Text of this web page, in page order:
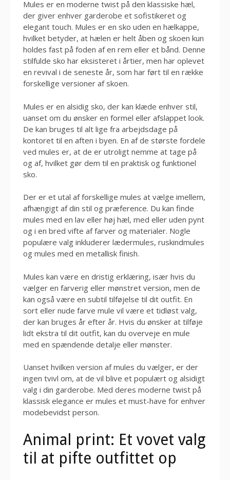
Mules er en moderne twist på den klassiske hæl,
der giver enhver garderobe et sofistikeret og
elegant touch. Mules er en sko uden en hælkappe,
hvilket betyder, at hælen er helt åben og skoen kun
holdes fast på foden af en rem eller et bånd. Denne
stilfulde sko har eksisteret i årtier, men har oplevet
en revival i de seneste år, som har ført til en række
forskellige versioner af skoen.
Mules er en alsidig sko, der kan klæde enhver stil,
uanset om du ønsker en formel eller afslappet look.
De kan bruges til alt lige fra arbejdsdage på
kontoret til en aften i byen. En af de største fordele
ved mules er, at de er utroligt nemme at tage på
og af, hvilket gør dem til en praktisk og funktionel
sko.
Der er et utal af forskellige mules at vælge imellem,
afhængigt af din stil og præference. Du kan finde
mules med en lav eller høj hæl, med eller uden pynt
og i en bred vifte af farver og materialer. Nogle
populære valg inkluderer lædermules, ruskindmules
og mules med en metallisk finish.
Mules kan være en dristig erklæring, især hvis du
vælger en farverig eller mønstret version, men de
kan også være en subtil tilføjelse til dit outfit. En
sort eller nude farve mule vil være et tidløst valg,
der kan bruges år efter år. Hvis du ønsker at tilføje
lidt ekstra til dit outfit, kan du overveje en mule
med en spændende detalje eller mønster.
Uanset hvilken version af mules du vælger, er der
ingen tvivl om, at de vil blive et populært og alsidigt
valg i din garderobe. Med deres moderne twist på
klassisk elegance er mules et must-have for enhver
modebevidst person.
Animal print: Et vovet valg
til at pifte outfittet op